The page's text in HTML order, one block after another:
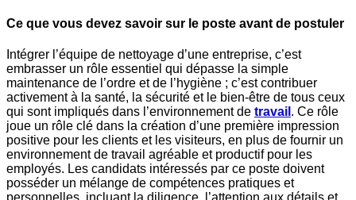
Ce que vous devez savoir sur le poste avant de postuler
Intégrer l’équipe de nettoyage d’une entreprise, c’est
embrasser un rôle essentiel qui dépasse la simple
maintenance de l’ordre et de l’hygiène ; c’est contribuer
activement à la santé, la sécurité et le bien-être de tous ceux
qui sont impliqués dans l’environnement de travail . Ce rôle
joue un rôle clé dans la création d’une première impression
positive pour les clients et les visiteurs, en plus de fournir un
environnement de travail agréable et productif pour les
employés. Les candidats intéressés par ce poste doivent
posséder un mélange de compétences pratiques et